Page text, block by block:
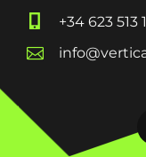
+34 623 513